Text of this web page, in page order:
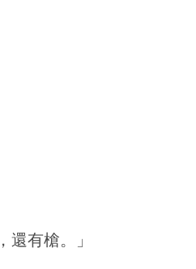
還有槍。」